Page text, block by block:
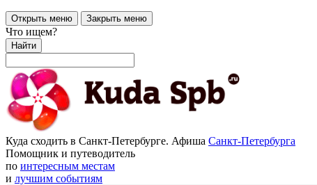
Открыть меню Закрыть меню
Что ищем?
Найти
Куда сходить в Санкт-Петербурге. Афиша Санкт-Петербурга
Помощник и путеводитель
по интересным местам
и лучшим событиям